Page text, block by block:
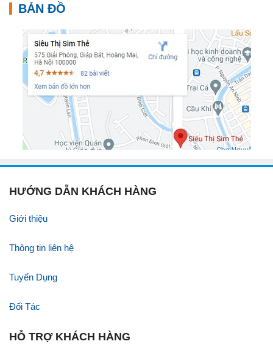
BẢN ĐỒ
HƯỚNG DẪN KHÁCH HÀNG
Giới thiệu
Thông tin liên hệ
Tuyển Dụng
Đối Tác
HỖ TRỢ KHÁCH HÀNG